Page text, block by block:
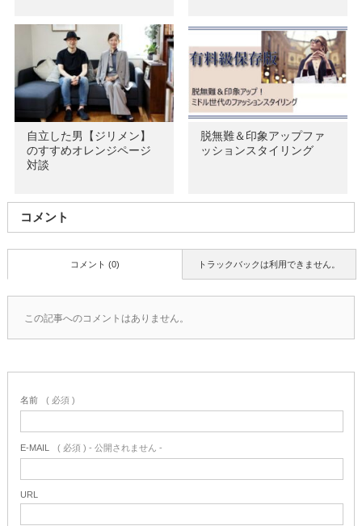
自立した男【ジリメン】
のすすめオレンジページ
対談
脱無難＆印象アップファ
ッションスタイリング
コメント
トラックバックは利用できません。
コメント (0)
この記事へのコメントはありません。
名前 ( 必須 )
E-MAIL ( 必須 ) - 公開されません -
URL